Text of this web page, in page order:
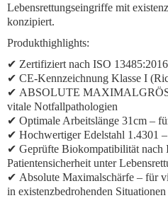
Lebensrettungseingriffe mit
konzipiert.
Produkthighlights:
✔ Zertifiziert nach ISO 13485:2016
✔ CE-Kennzeichnung Klasse I
✔ ABSOLUTE
vitale Notfallpathologien
✔ Optimale Arbeitslänge 31cm –
✔ Hochwertiger Edelstahl 1.4301
✔ Geprüfte Biokompatibilität nach
Patientensicherheit unter
✔ Absolute Maximalschärfe – für
in existenzbedrohenden Situationen